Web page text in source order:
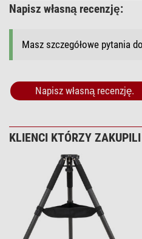
Napisz własną recenzję:
Masz szczegółowe pytania
Napisz własną recenzję.
KLIENCI KTÓRZY